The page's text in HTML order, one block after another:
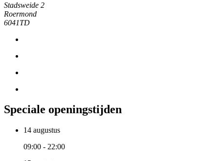
Stadsweide 2
Roermond
6041TD
Speciale openingstijden
14 augustus
09:00 - 22:00